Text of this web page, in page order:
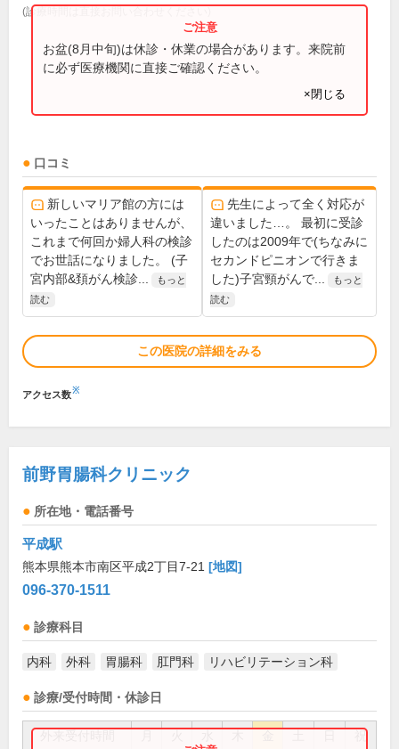
(診療時間は直接お問い合わせください)
お盆(8月中旬)は休診・休業の場合があります。来院前
に必ず医療機関に直接ご確認ください。
×閉じる
口コミ
新しいマリア館の方には
いったことはありませんが、
これまで何回か婦人科の検診
でお世話になりました。 (子
宮内部&頚がん検診...
もっと
読む
先生によって全く対応が
違いました…。 最初に受診
したのは2009年で(ちなみに
セカンドピニオンで行きま
した)子宮頸がんで...
もっと
読む
この医院の詳細をみる
アクセス数※
前野胃腸科クリニック
所在地・電話番号
平成駅
熊本県熊本市南区平成2丁目7-21 [地図]
096-370-1511
診療科目
内科 外科 胃腸科 肛門科 リハビリテーション科
診療/受付時間・休診日
祝